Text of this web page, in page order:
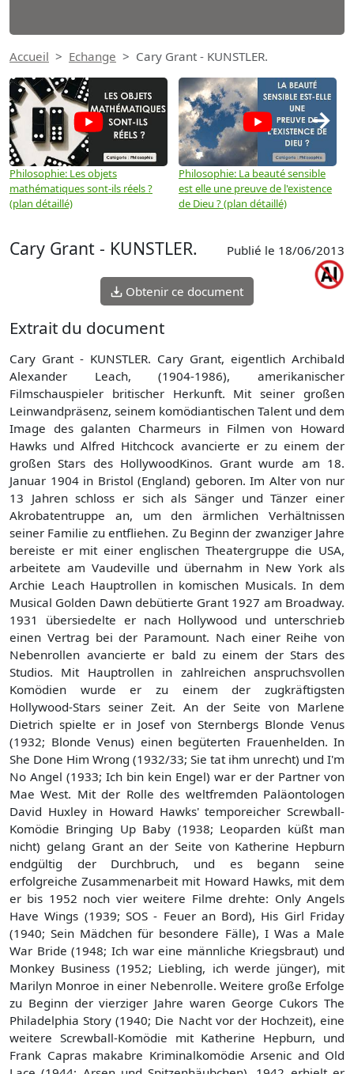
Accueil Echange Cary Grant - KUNSTLER.
Philosophie: Les objets
mathématiques sont-ils réels ?
(plan détaillé)
Philosophie: La beauté sensible
est elle une preuve de l'existence
de Dieu ? (plan détaillé)
→
Cary Grant - KUNSTLER. Publié le 18/06/2013
Obtenir ce document
Extrait du document
Cary Grant - KUNSTLER. Cary Grant, eigentlich Archibald
Alexander Leach, (1904-1986), amerikanischer
Filmschauspieler britischer Herkunft. Mit seiner großen
Leinwandpräsenz, seinem komödiantischen Talent und dem
Image des galanten Charmeurs in Filmen von Howard
Hawks und Alfred Hitchcock avancierte er zu einem der
großen Stars des HollywoodKinos. Grant wurde am 18.
Januar 1904 in Bristol (England) geboren. Im Alter von nur
13 Jahren schloss er sich als Sänger und Tänzer einer
Akrobatentruppe an, um den ärmlichen Verhältnissen
seiner Familie zu entfliehen. Zu Beginn der zwanziger Jahre
bereiste er mit einer englischen Theatergruppe die USA,
arbeitete am Vaudeville und übernahm in New York als
Archie Leach Hauptrollen in komischen Musicals. In dem
Musical Golden Dawn debütierte Grant 1927 am Broadway.
1931 übersiedelte er nach Hollywood und unterschrieb
einen Vertrag bei der Paramount. Nach einer Reihe von
Nebenrollen avancierte er bald zu einem der Stars des
Studios. Mit Hauptrollen in zahlreichen anspruchsvollen
Komödien wurde er zu einem der zugkräftigsten
Hollywood-Stars seiner Zeit. An der Seite von Marlene
Dietrich spielte er in Josef von Sternbergs Blonde Venus
(1932; Blonde Venus) einen begüterten Frauenhelden. In
She Done Him Wrong (1932/33; Sie tat ihm unrecht) und I'm
No Angel (1933; Ich bin kein Engel) war er der Partner von
Mae West. Mit der Rolle des weltfremden Paläontologen
David Huxley in Howard Hawks' temporeicher Screwball-
Komödie Bringing Up Baby (1938; Leoparden küßt man
nicht) gelang Grant an der Seite von Katherine Hepburn
endgültig der Durchbruch, und es begann seine
erfolgreiche Zusammenarbeit mit Howard Hawks, mit dem
er bis 1952 noch vier weitere Filme drehte: Only Angels
Have Wings (1939; SOS - Feuer an Bord), His Girl Friday
(1940; Sein Mädchen für besondere Fälle), I Was a Male
War Bride (1948; Ich war eine männliche Kriegsbraut) und
Monkey Business (1952; Liebling, ich werde jünger), mit
Marilyn Monroe in einer Nebenrolle. Weitere große Erfolge
zu Beginn der vierziger Jahre waren George Cukors The
Philadelphia Story (1940; Die Nacht vor der Hochzeit), eine
weitere Screwball-Komödie mit Katherine Hepburn, und
Frank Capras makabre Kriminalkomödie Arsenic and Old